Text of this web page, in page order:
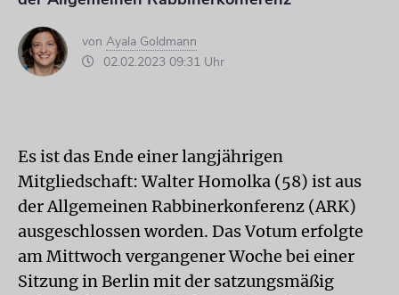
von Ayala Goldmann
02.02.2023 09:31 Uhr
Es ist das Ende einer langjährigen
Mitgliedschaft: Walter Homolka (58) ist aus
der Allgemeinen Rabbinerkonferenz (ARK)
ausgeschlossen worden. Das Votum erfolgte
am Mittwoch vergangener Woche bei einer
Sitzung in Berlin mit der satzungsmäßig